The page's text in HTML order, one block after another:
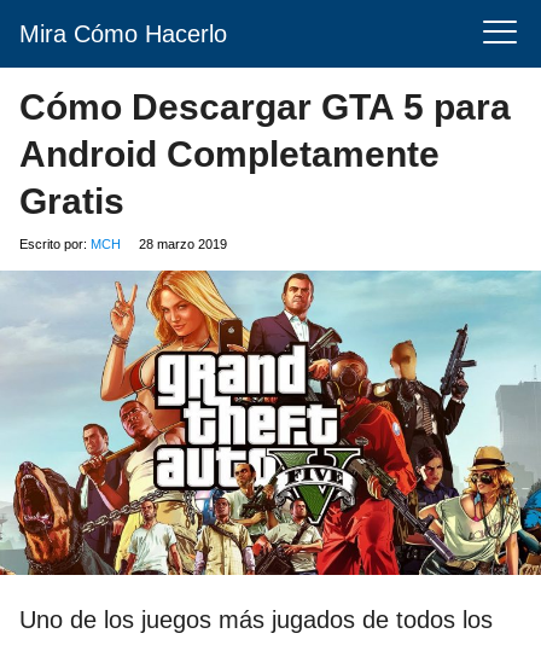
Mira Cómo Hacerlo
Cómo Descargar GTA 5 para
Android Completamente
Gratis
Escrito por: MCH 28 marzo 2019
Uno de los juegos más jugados de todos los